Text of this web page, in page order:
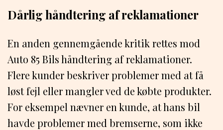
Dårlig håndtering af reklamationer
En anden gennemgående kritik rettes mod
Auto 85 Bils håndtering af reklamationer.
Flere kunder beskriver problemer med at få
løst fejl eller mangler ved de købte produkter.
For eksempel nævner en kunde, at hans bil
havde problemer med bremserne, som ikke